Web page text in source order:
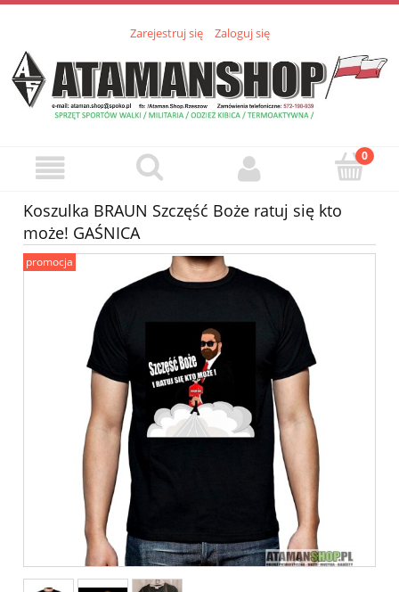
Zarejestruj się Zaloguj się
Koszulka BRAUN Szczęść Boże ratuj się kto
może! GAŚNICA
promocja